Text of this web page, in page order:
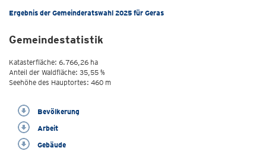
Ergebnis der Gemeinderatswahl 2025 für Geras
Gemeindestatistik
Katasterfläche: 6.766,26 ha
Anteil der Waldfläche: 35,55 %
Seehöhe des Hauptortes: 460 m
Bevölkerung
Arbeit
Gebäude